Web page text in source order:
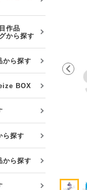
「お取寄せ商品」と「お取寄せ手数料」
作品
から探す
から探す
BOX
ら探す
から探す